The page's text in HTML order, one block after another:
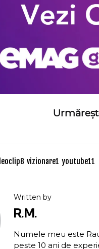
8 vizionare1 youtube11
Written by
R.M.
Numele meu este
peste 10 ani de